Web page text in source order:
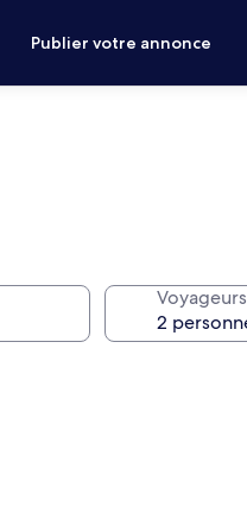
Publier votre annonce
Voyageurs